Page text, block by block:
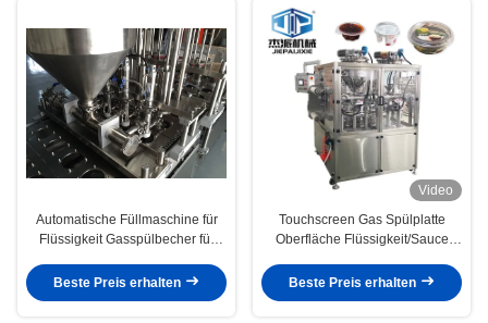
Automatische Füllmaschine für
Flüssigkeit Gasspülbecher für
Beste Preis erhalten
Video
Touchscreen Gas Spülplatte
Oberfläche Flüssigkeit/Sauce
für Lebensmittelverpackungen
Beste Preis erhalten